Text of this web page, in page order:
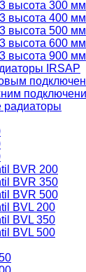
высота 300 мм
высота 400 мм
высота 500 мм
высота 600 мм
высота 900 мм
IRSAP
радиаторы
BVR 200
BVR 350
BVR 500
BVL 200
BVL 350
BVL 500